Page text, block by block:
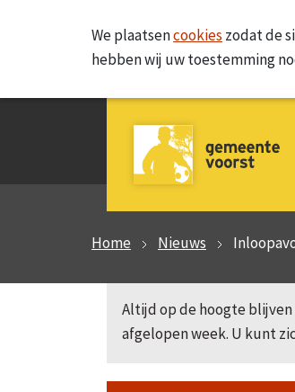
We plaatsencookies zodat de
hebben wij uw toestemming
Home Nieuws
Altijd op de hoogte
afgelopen week. U kunt